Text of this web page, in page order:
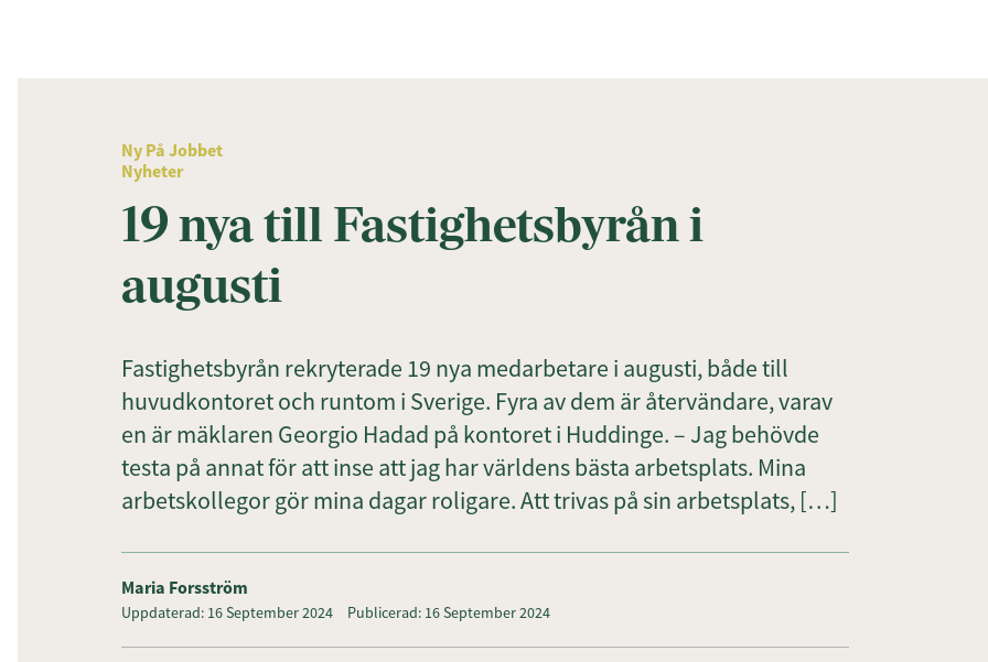
Ny På Jobbet
Nyheter
19 nya till Fastighetsbyrån i
augusti
Fastighetsbyrån rekryterade 19 nya medarbetare i augusti, både till
huvudkontoret och runtom i Sverige. Fyra av dem är återvändare, varav
en är mäklaren Georgio Hadad på kontoret i Huddinge. – Jag behövde
testa på annat för att inse att jag har världens bästa arbetsplats. Mina
arbetskollegor gör mina dagar roligare. Att trivas på sin arbetsplats, […]
Maria Forsström
Uppdaterad: 16 September 2024 Publicerad: 16 September 2024